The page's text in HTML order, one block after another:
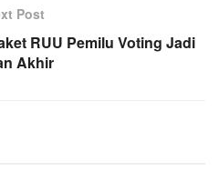
Post
RUU Pemilu Voting Jadi
Akhir